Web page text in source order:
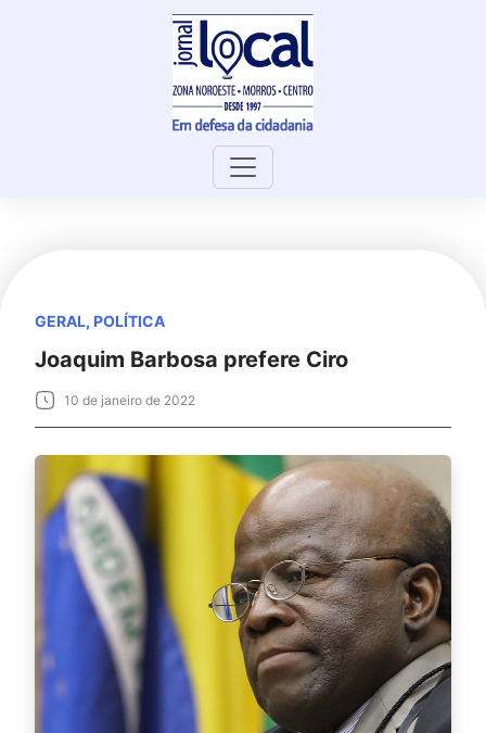
GERAL, POLÍTICA
Joaquim Barbosa prefere Ciro
10 de janeiro de 2022